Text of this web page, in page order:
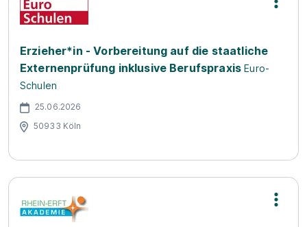
Erzieher*in - Vorbereitung auf die staatliche
Externenprüfung inklusive Berufspraxis Euro-
Schulen
25.06.2026
50933 Köln